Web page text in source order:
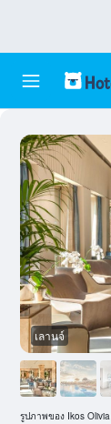
เลานจ์
รูปภาพของ Ikos Olivia